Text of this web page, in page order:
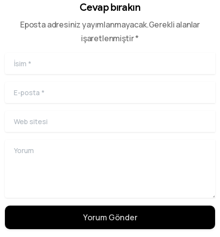
Cevap bırakın
Eposta adresiniz yayımlanmayacak.Gerekli alanlar
işaretlenmiştir *
İsim
E-posta *
Web sitesi
Yorum